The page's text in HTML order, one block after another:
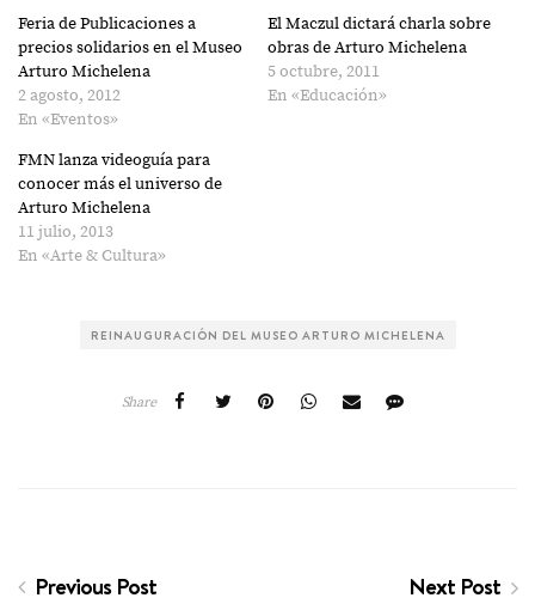
Feria de Publicaciones a
precios solidarios en el Museo
Arturo Michelena
2 agosto, 2012
En «Eventos»
El Maczul dictará charla sobre
obras de Arturo Michelena
5 octubre, 2011
En «Educación»
FMN lanza videoguía para
conocer más el universo de
Arturo Michelena
11 julio, 2013
En «Arte & Cultura»
REINAUGURACIÓN DEL MUSEO ARTURO MICHELENA
Share
Previous Post Next Post